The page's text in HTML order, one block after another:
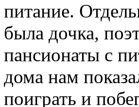
питание.
была дочка,
пансионаты с
дома нам
поиграть и